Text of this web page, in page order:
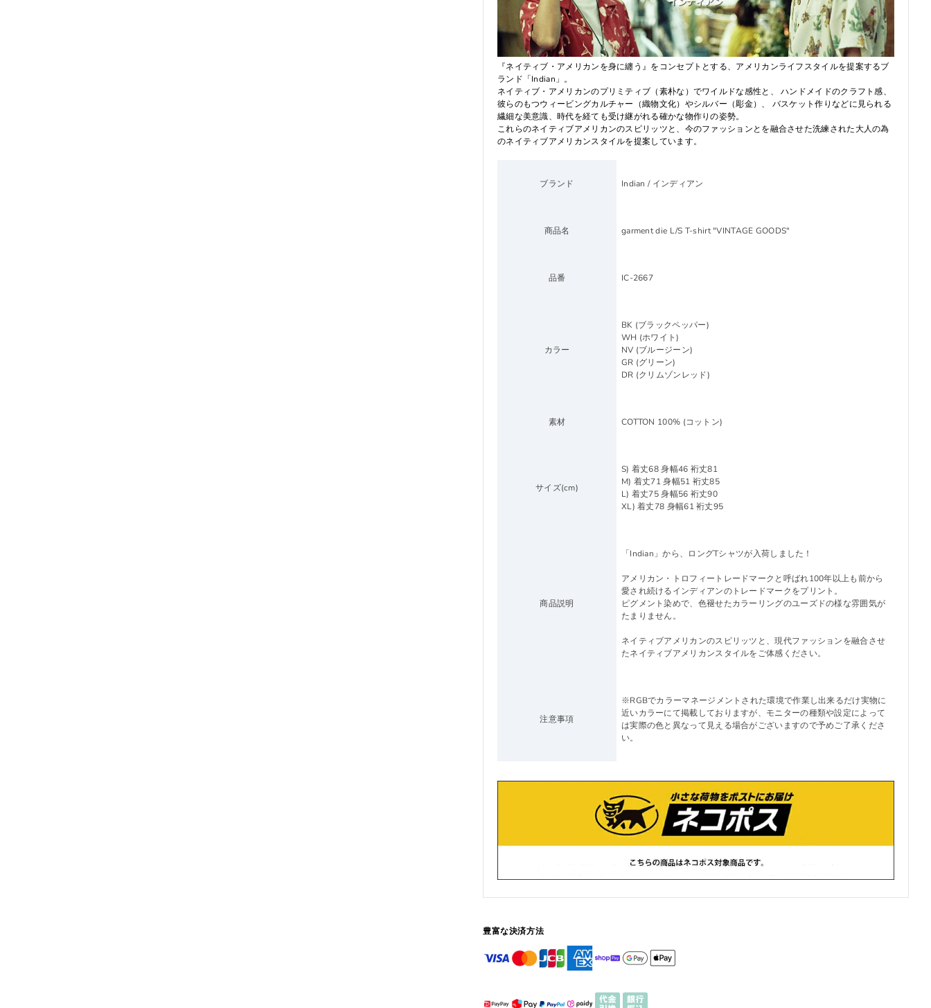
『ネイティブ・アメリカンを身に纏う』をコンセプトとする、アメリカンライフスタイルを提案するブ
ランド「Indian」。
ネイティブ・アメリカンのプリミティブ（素朴な）でワイルドな感性と、 ハンドメイドのクラフト感、
彼らのもつウィービングカルチャー（織物文化）やシルバー（彫金）、 バスケット作りなどに見られる
繊細な美意識、時代を経ても受け継がれる確かな物作りの姿勢。
これらのネイティブアメリカンのスピリッツと、今のファッションとを融合させた洗練された大人の為
のネイティブアメリカンスタイルを提案しています。
ブランド Indian / インディアン
商品名 garment die L/S T-shirt "VINTAGE GOODS"
品番 IC-2667
カラー
BK (ブラックペッパー)
WH (ホワイト)
NV (ブルージーン)
GR (グリーン)
DR (クリムゾンレッド)
素材 COTTON 100% (コットン)
サイズ(cm)
S) 着丈68 身幅46 裄丈81
M) 着丈71 身幅51 裄丈85
L) 着丈75 身幅56 裄丈90
XL) 着丈78 身幅61 裄丈95
商品説明
「Indian」から、ロングTシャツが入荷しました！
アメリカン・トロフィートレードマークと呼ばれ100年以上も前から
愛され続けるインディアンのトレードマークをプリント。
ピグメント染めで、色褪せたカラーリングのユーズドの様な雰囲気が
たまりません。
ネイティブアメリカンのスピリッツと、現代ファッションを融合させ
たネイティブアメリカンスタイルをご体感ください。
注意事項
※RGBでカラーマネージメントされた環境で作業し出来るだけ実物に
近いカラーにて掲載しておりますが、モニターの種類や設定によって
は実際の色と異なって見える場合がございますので予めご了承くださ
い。
豊富な決済方法